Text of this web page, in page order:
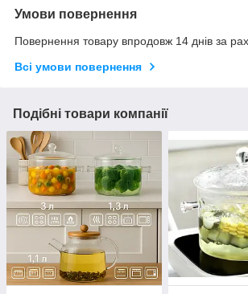
Умови повернення
Повернення товару впродовж 14 днів за
Всі умови повернення
Подібні товари компанії